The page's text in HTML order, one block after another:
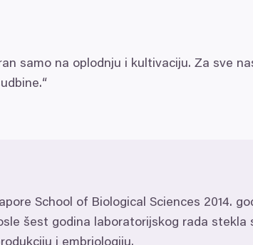
samo na oplodnju i kultivaciju. Za sve
School of Biological Sciences 2014.
šest godina laboratorijskog rada stekla